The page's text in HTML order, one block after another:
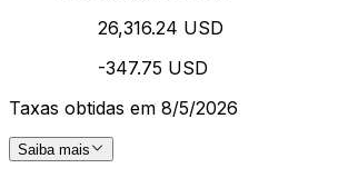
26,316.24 USD
-347.75 USD
Taxas obtidas em 8/5/2026
Saiba mais